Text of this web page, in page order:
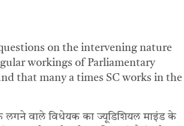
on the intervening nature
workings of Parliamentary
that many a times SC works in the
लगने वाले विधेयक का ज्‍यूडिशियल माइंड के